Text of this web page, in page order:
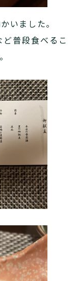
いました。
普段食べるこ